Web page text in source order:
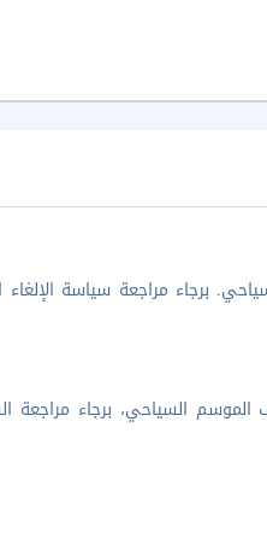
برجاء مراجعة سياسة الإلغاء
السياحي، برجاء مراجعة